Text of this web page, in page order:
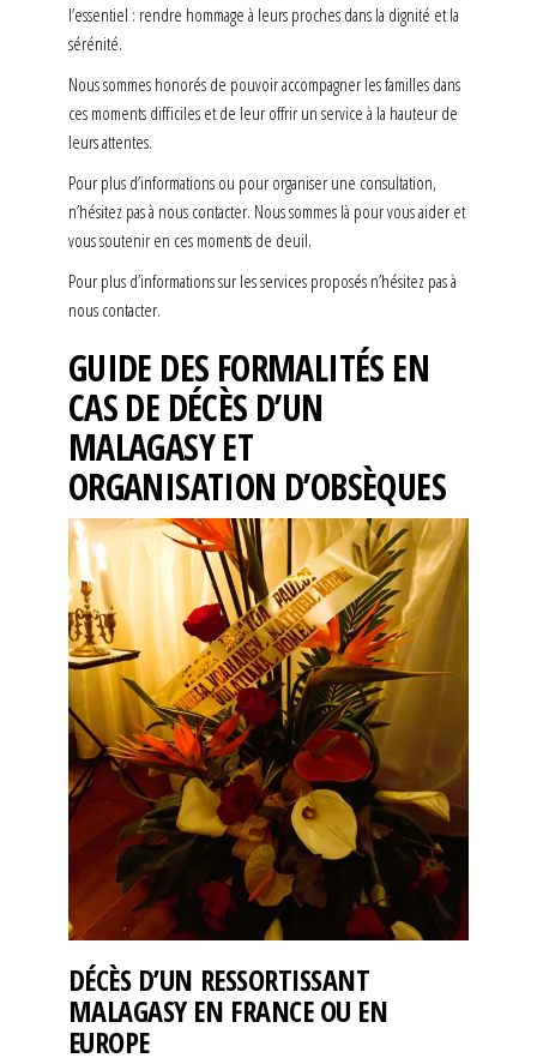
l’essentiel : rendre hommage à leurs proches dans la dignité et la
sérénité.
Nous sommes honorés de pouvoir accompagner les familles dans
ces moments difficiles et de leur offrir un service à la hauteur de
leurs attentes.
Pour plus d’informations ou pour organiser une consultation,
n’hésitez pas à nous contacter. Nous sommes là pour vous aider et
vous soutenir en ces moments de deuil.
Pour plus d’informations sur les services proposés n’hésitez pas à
nous contacter.
GUIDE DES FORMALITÉS EN
CAS DE DÉCÈS D’UN
MALAGASY ET
ORGANISATION D’OBSÈQUES
DÉCÈS D’UN RESSORTISSANT
MALAGASY EN FRANCE OU EN
EUROPE